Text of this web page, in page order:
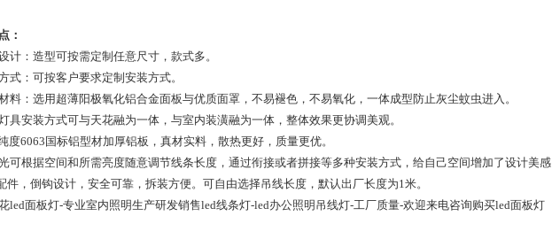
：
计：造型可按需定制任意尺寸，款式多。
式：可按客户要求定制安装方式。
料：选用超薄阳极氧化铝合金面板与优质面罩，不易褪色，不易氧化，一体成型防止灰尘蚊虫进入。
具安装方式可与天花融为一体，与室内装潢融为一体，整体效果更协调美观。
度6063国标铝型材加厚铝板，真材实料，散热更好，质量更优。
可根据空间和所需亮度随意调节线条长度，通过衔接或者拼接等多种安装方式，给自己空间增加了设计美感
件，倒钩设计，安全可靠，拆装方便。可自由选择吊线长度，默认出厂长度为1米。
led面板灯-专业室内照明生产研发销售led线条灯-led办公照明吊线灯-工厂质量-欢迎来电咨询购买led面板灯